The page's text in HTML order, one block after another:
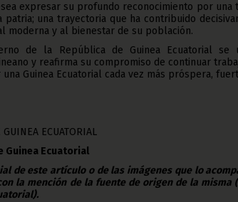
expresar su profundo reconocimiento por una
una trayectoria que ha contribuido
moderna y al bienestar de su población.
de la República de Guinea Ecuatorial se
y reafirma su compromiso de continuar
Guinea Ecuatorial cada vez más próspera,
ECUATORIAL
Guinea Ecuatorial
de este artículo o de las imágenes que lo
la mención de la fuente de origen de la misma